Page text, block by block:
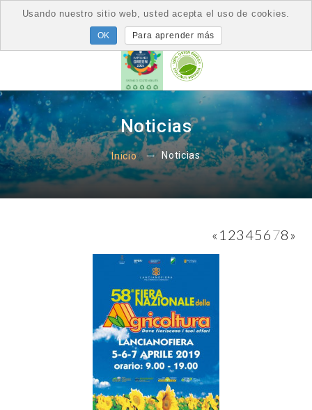
Noticias
Inicio Noticias
« 1 2345678»
Usando nuestro sitio web, usted acepta el uso de cookies.
Para aprender más